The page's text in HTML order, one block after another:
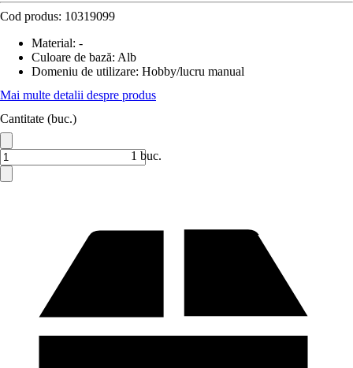
Cod produs: 10319099
Material: -
Culoare de bază: Alb
Domeniu de utilizare: Hobby/lucru manual
Mai multe detalii despre produs
Cantitate (buc.)
1 buc.